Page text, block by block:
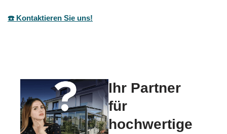
☎️ Kontaktieren Sie uns!
Ihr Partner
für
hochwertige